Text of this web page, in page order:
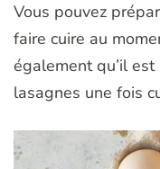
Vous pouvez
faire cuire au
également qu’il
lasagnes une fois